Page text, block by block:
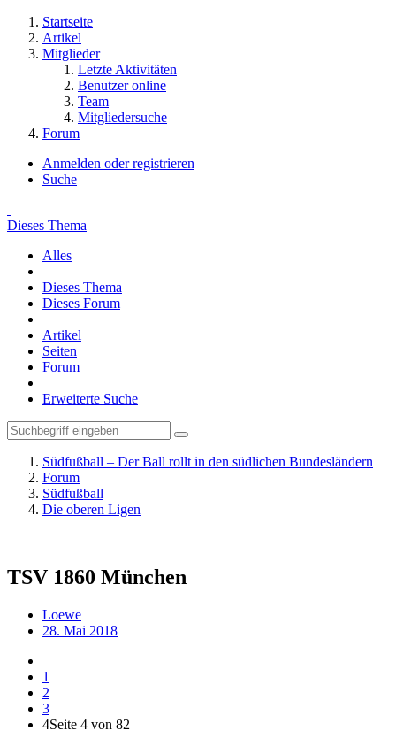
Startseite
Artikel
Mitglieder
Letzte Aktivitäten
Benutzer online
Team
Mitgliedersuche
Forum
Anmelden oder registrieren
Suche
Dieses Thema
Alles
Dieses Thema
Dieses Forum
Artikel
Seiten
Forum
Erweiterte Suche
Südfußball – Der Ball rollt in den südlichen Bundesländern
Forum
Südfußball
Die oberen Ligen
TSV 1860 München
Loewe
28. Mai 2018
1
2
3
4Seite 4 von 82